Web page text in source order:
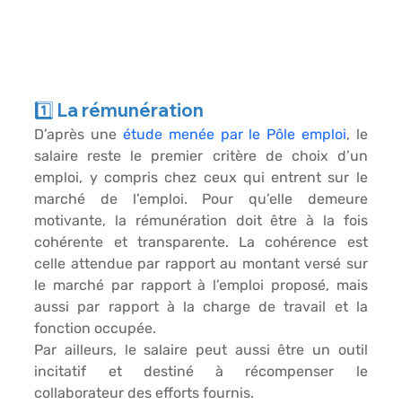
1️⃣ La rémunération
D’après une étude menée par le Pôle emploi
, le
salaire reste le premier critère de choix d’un
emploi, y compris chez ceux qui entrent sur le
marché de l’emploi. Pour qu’elle demeure
motivante, la rémunération doit être à la fois
cohérente et transparente. La cohérence est
celle attendue par rapport au montant versé sur
le marché par rapport à l’emploi proposé, mais
aussi par rapport à la charge
fonction occupée.
Par ailleurs, le salaire peut aussi être un outil
incitatif et destiné à récompenser le
collaborateur des efforts fournis.